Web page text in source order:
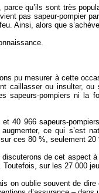
qu’ils sont très
pas sapeur-pompier
Ainsi, alors que
pu mesurer à cette
caillasser ou insulter,
sapeurs-pompiers ni
40 966 sapeurs-
ce qui s’est
ces 80 %, seulement
de cet aspect à
sur les 27 000
oublie souvent de